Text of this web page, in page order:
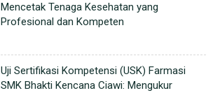
Mencetak Tenaga Kesehatan yang
Profesional dan Kompeten
Uji Sertifikasi Kompetensi (USK) Farmasi
SMK Bhakti Kencana Ciawi: Mengukur